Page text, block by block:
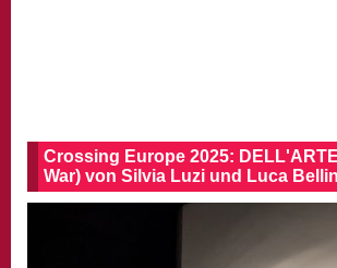
Crossing Europe 2025:
War) von Silvia Luzi und Luca